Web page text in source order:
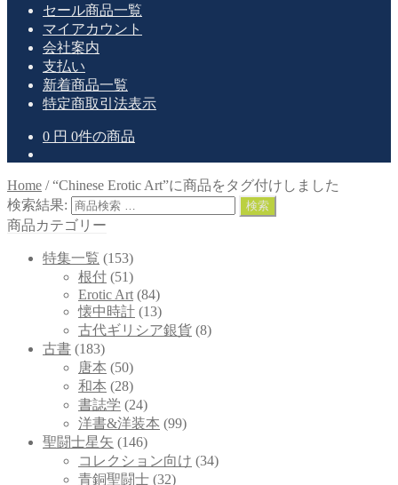
セール商品一覧
マイアカウント
会社案内
支払い
新着商品一覧
特定商取引法表示
0 円 0件の商品
Home /“Chinese Erotic Art”に商品をタグ付けしました
検索結果:
検索
商品カテゴリー
特集一覧 (153)
根付 (51)
Erotic Art (84)
懐中時計 (13)
古代ギリシア銀貨 (8)
古書 (183)
唐本 (50)
和本 (28)
書誌学 (24)
洋書&洋装本 (99)
聖闘士星矢 (146)
コレクション向け (34)
青銅聖闘士 (32)